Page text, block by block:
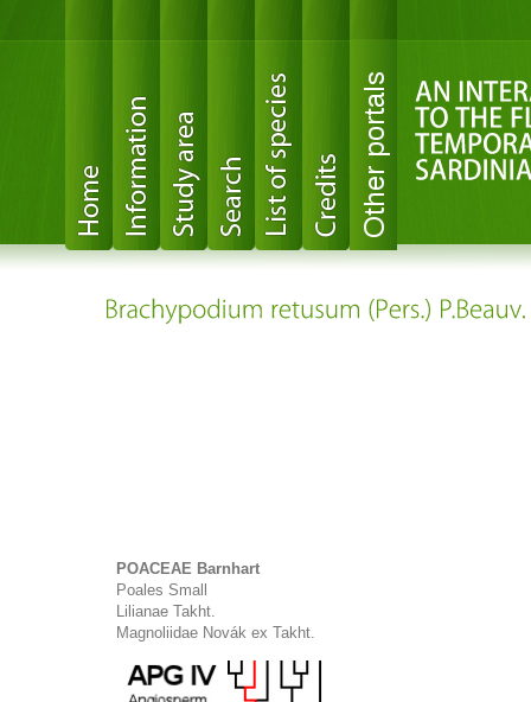
POACEAE Barnhart
Poales Small
Lilianae Takht.
Magnoliidae Novák ex Takht.